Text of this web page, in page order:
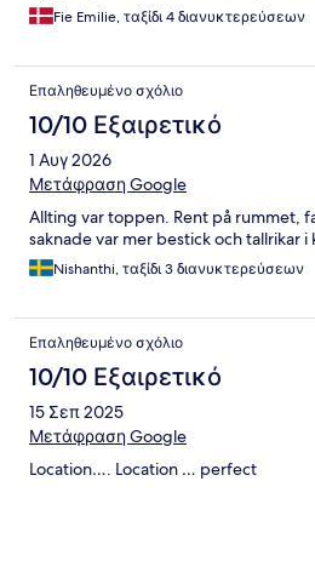
Fie Emilie, ταξίδι 4 διανυκτερεύσεων
Επαληθευμένο σχόλιο
10/10 Εξαιρετικό
1 Αυγ 2026
Μετάφραση Google
Allting var toppen. Rent på rummet,
saknade var mer bestick och tallrikar
Nishanthi, ταξίδι 3 διανυκτερεύσεων
Επαληθευμένο σχόλιο
10/10 Εξαιρετικό
15 Σεπ 2025
Μετάφραση Google
Location…. Location … perfect